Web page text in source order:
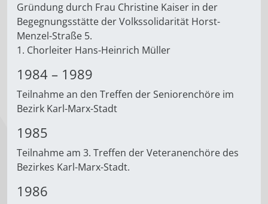
Gründung durch Frau Christine Kaiser in der
Begegnungsstätte der Volkssolidarität Horst-
Menzel-Straße 5.
1. Chorleiter Hans-Heinrich Müller
1984 – 1989
Teilnahme an den Treffen der Seniorenchöre im
Bezirk Karl-Marx-Stadt
1985
Teilnahme am 3. Treffen der Veteranenchöre des
Bezirkes Karl-Marx-Stadt.
1986